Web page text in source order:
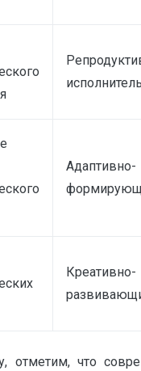
Адаптивно-
Креативно-
отметим, что